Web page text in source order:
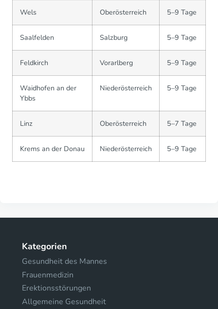
Wels Oberösterreich 5–9 Tage
Saalfelden Salzburg 5–9 Tage
Feldkirch Vorarlberg 5–9 Tage
Waidhofen an der
Ybbs
Niederösterreich 5–9 Tage
Linz Oberösterreich 5–7 Tage
Krems an der Donau Niederösterreich 5–9 Tage
Kategorien
Gesundheit des Mannes
Frauenmedizin
Erektionsstörungen
Allgemeine Gesundheit